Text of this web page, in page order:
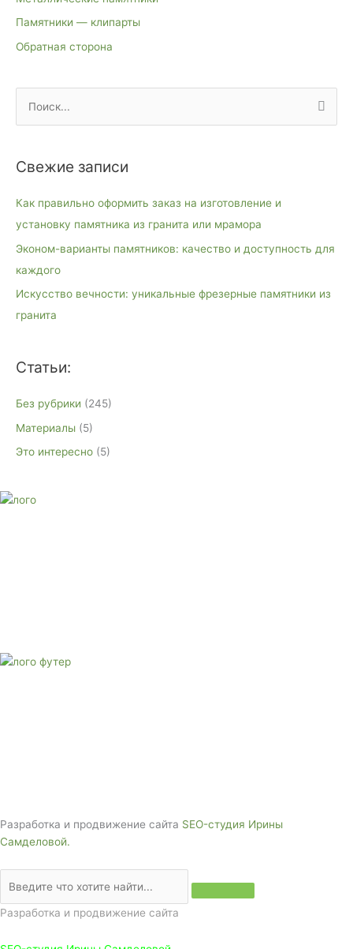
Памятники — клипарты
Обратная сторона
с
Свежие записи
Как правильно оформить заказ на изготовление и
установку памятника из гранита или мрамора
Эконом-варианты памятников: качество и доступность для
каждого
Искусство вечности: уникальные фрезерные памятники из
гранита
Статьи:
Без рубрики (245)
Материалы (5)
Это интересно (5)
Разработка и продвижение сайта SEO-студия Ирины
Самделовой.
Разработка и продвижение сайта